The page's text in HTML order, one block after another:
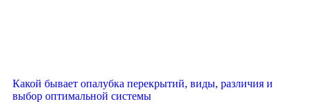
Какой бывает опалубка перекрытий, виды, различия и
выбор оптимальной системы